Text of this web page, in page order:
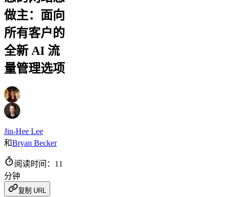
做主：面向
所有客户的
全新 AI 流
量管理选项
Jin-Hee Lee
和Bryan Becker
阅读时间：11
分钟
复制 URL